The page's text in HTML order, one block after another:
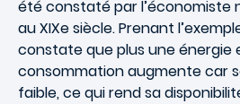
été constaté par l’économiste
au XIXe siècle. Prenant
constate que plus une énergie
consommation augmente car
faible, ce qui rend sa